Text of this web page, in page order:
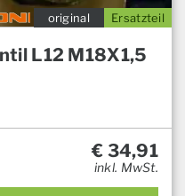
Ersatzteil
original
L12 M18X1,5
€ 34,91
inkl. MwSt.